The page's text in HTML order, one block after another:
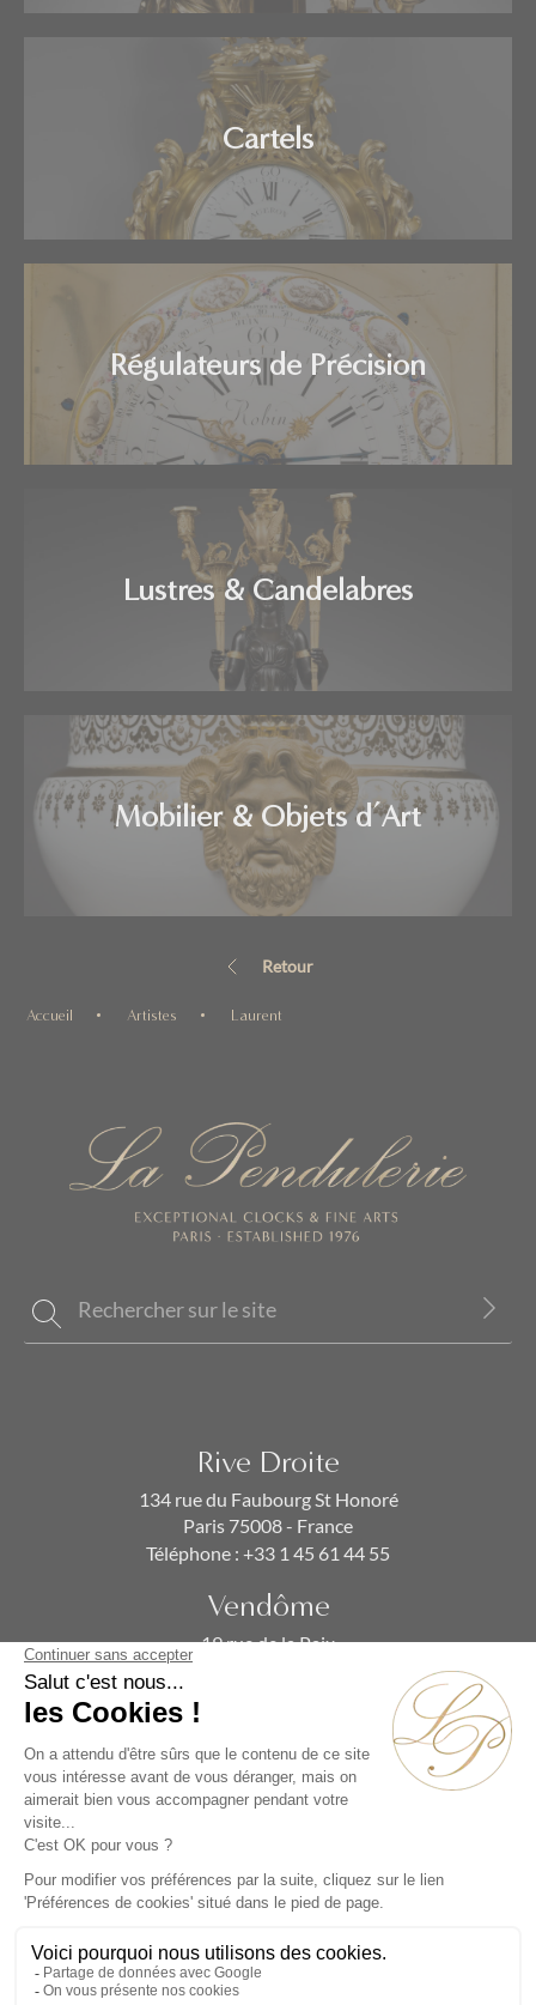
Cartels
Régulateurs de Précision
Lustres & Candelabres
Mobilier & Objets d’Art
Retour
Accueil Artistes Laurent
Rive Droite
134 rue du Faubourg St Honoré
Paris 75008 - France
Téléphone : +33 1 45 61 44 55
Vendôme
19 rue de la Paix
Paris 75002 - France
Téléphone :
ABONNEZ-VOUS À NOTRE NEWSLETTER